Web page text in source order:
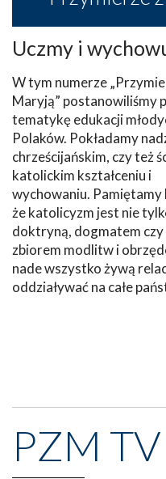
Uczmy i
W tym numerze
Maryją” postanowiliśmy
tematykę edukacji
Polaków. Pokładamy
chrześcijańskim, czy też
katolickim kształceniu i
wychowaniu. Pamiętamy
że katolicyzm jest nie
doktryną, dogmatem
zbiorem modlitw i
nade wszystko żywą
oddziaływać na całe
PZM TV